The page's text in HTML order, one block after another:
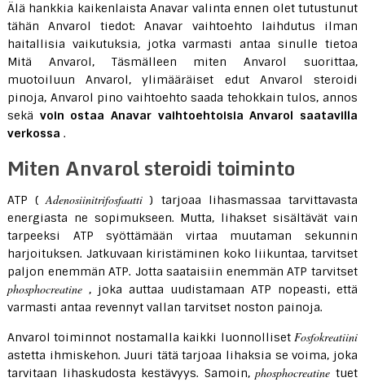
Älä hankkia kaikenlaista Anavar valinta ennen olet tutustunut
tähän Anvarol tiedot: Anavar vaihtoehto laihdutus ilman
haitallisia vaikutuksia, jotka varmasti antaa sinulle tietoa
Mitä Anvarol, Täsmälleen miten Anvarol suorittaa,
muotoiluun Anvarol, ylimääräiset edut Anvarol steroidi
pinoja, Anvarol pino vaihtoehto saada tehokkain tulos, annos
sekä voin ostaa Anavar vaihtoehtoisia Anvarol saatavilla
verkossa .
Miten Anvarol steroidi toiminto
ATP (Adenosiinitrifosfaatti ) tarjoaa lihasmassaa tarvittavasta
energiasta ne sopimukseen. Mutta, lihakset sisältävät vain
tarpeeksi ATP syöttämään virtaa muutaman sekunnin
harjoituksen. Jatkuvaan kiristäminen koko liikuntaa, tarvitset
paljon enemmän ATP. Jotta saataisiin enemmän ATP tarvitset
phosphocreatine, joka auttaa uudistamaan ATP nopeasti, että
varmasti antaa revennyt vallan tarvitset noston painoja.
Anvarol toiminnot nostamalla kaikki luonnollisetFosfokreatiini
astetta ihmiskehon. Juuri tätä tarjoaa lihaksia se voima, joka
tarvitaan lihaskudosta kestävyys. Samoin,phosphocreatine tuet